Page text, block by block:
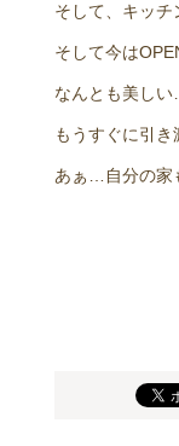
そして、キッチ
そして今は
なんとも美しい…
もうすぐに引き
あぁ…自分の家